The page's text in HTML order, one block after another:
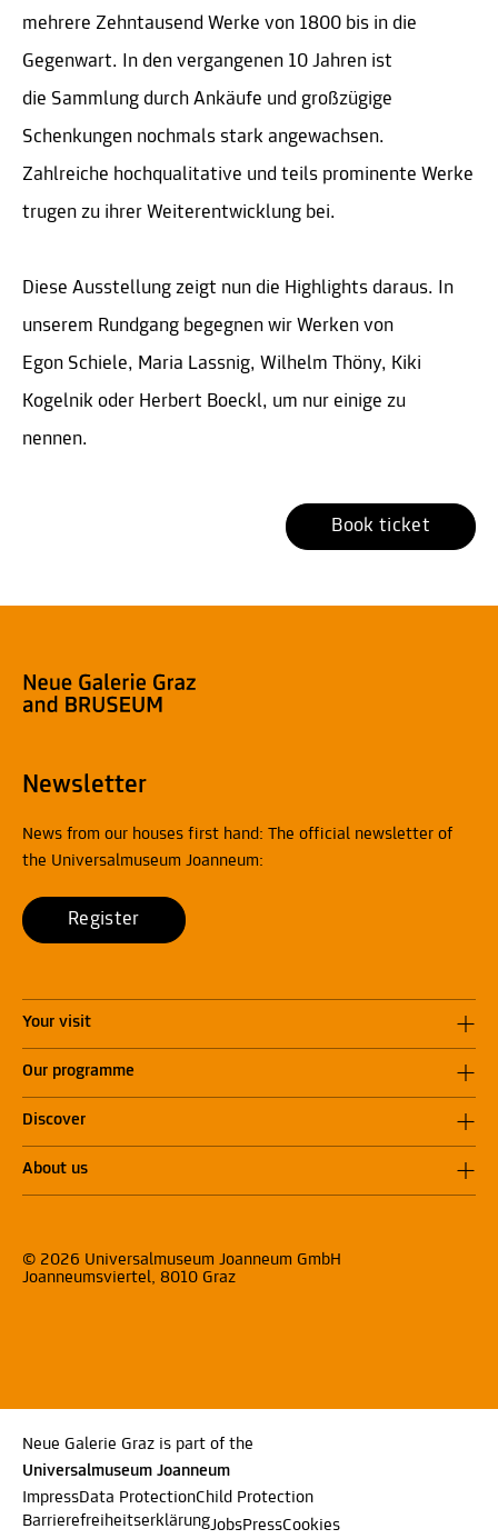
mehrere Zehntausend Werke von 1800 bis in die
Gegenwart. In den vergangenen 10 Jahren ist
die Sammlung durch Ankäufe und großzügige
Schenkungen nochmals stark angewachsen.
Zahlreiche hochqualitative und teils prominente Werke
trugen zu ihrer Weiterentwicklung bei.
Diese Ausstellung zeigt nun die Highlights daraus. In
unserem Rundgang begegnen wir Werken von
Egon Schiele, Maria Lassnig, Wilhelm Thöny, Kiki
Kogelnik oder Herbert Boeckl, um nur einige zu
nennen.
Book ticket
Newsletter
News from our houses first hand: The official newsletter of
the Universalmuseum Joanneum:
Register
Your visit
Our programme
Discover
About us
© 2026 Universalmuseum Joanneum GmbH
Joanneumsviertel, 8010 Graz
Neue Galerie Graz is part of the
Universalmuseum Joanneum
ImpressData ProtectionChild Protection
BarrierefreiheitserklärungJobsPressCookies